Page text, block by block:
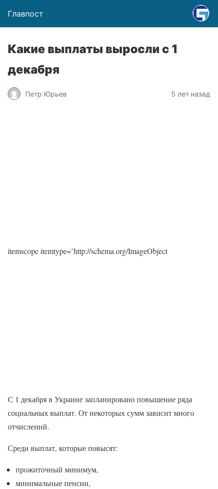
Главпост
Какие выплаты выросли с 1
декабря
Петр Юрьев 5 лет назад
itemscope itemtype=’http://schema.org/ImageObject
С 1 декабря в Украине запланировано повышение ряда
социальных выплат. От некоторых сумм зависит много
отчислений.
Среди выплат, которые повысят:
прожиточный минимум,
минимальные пенсии,